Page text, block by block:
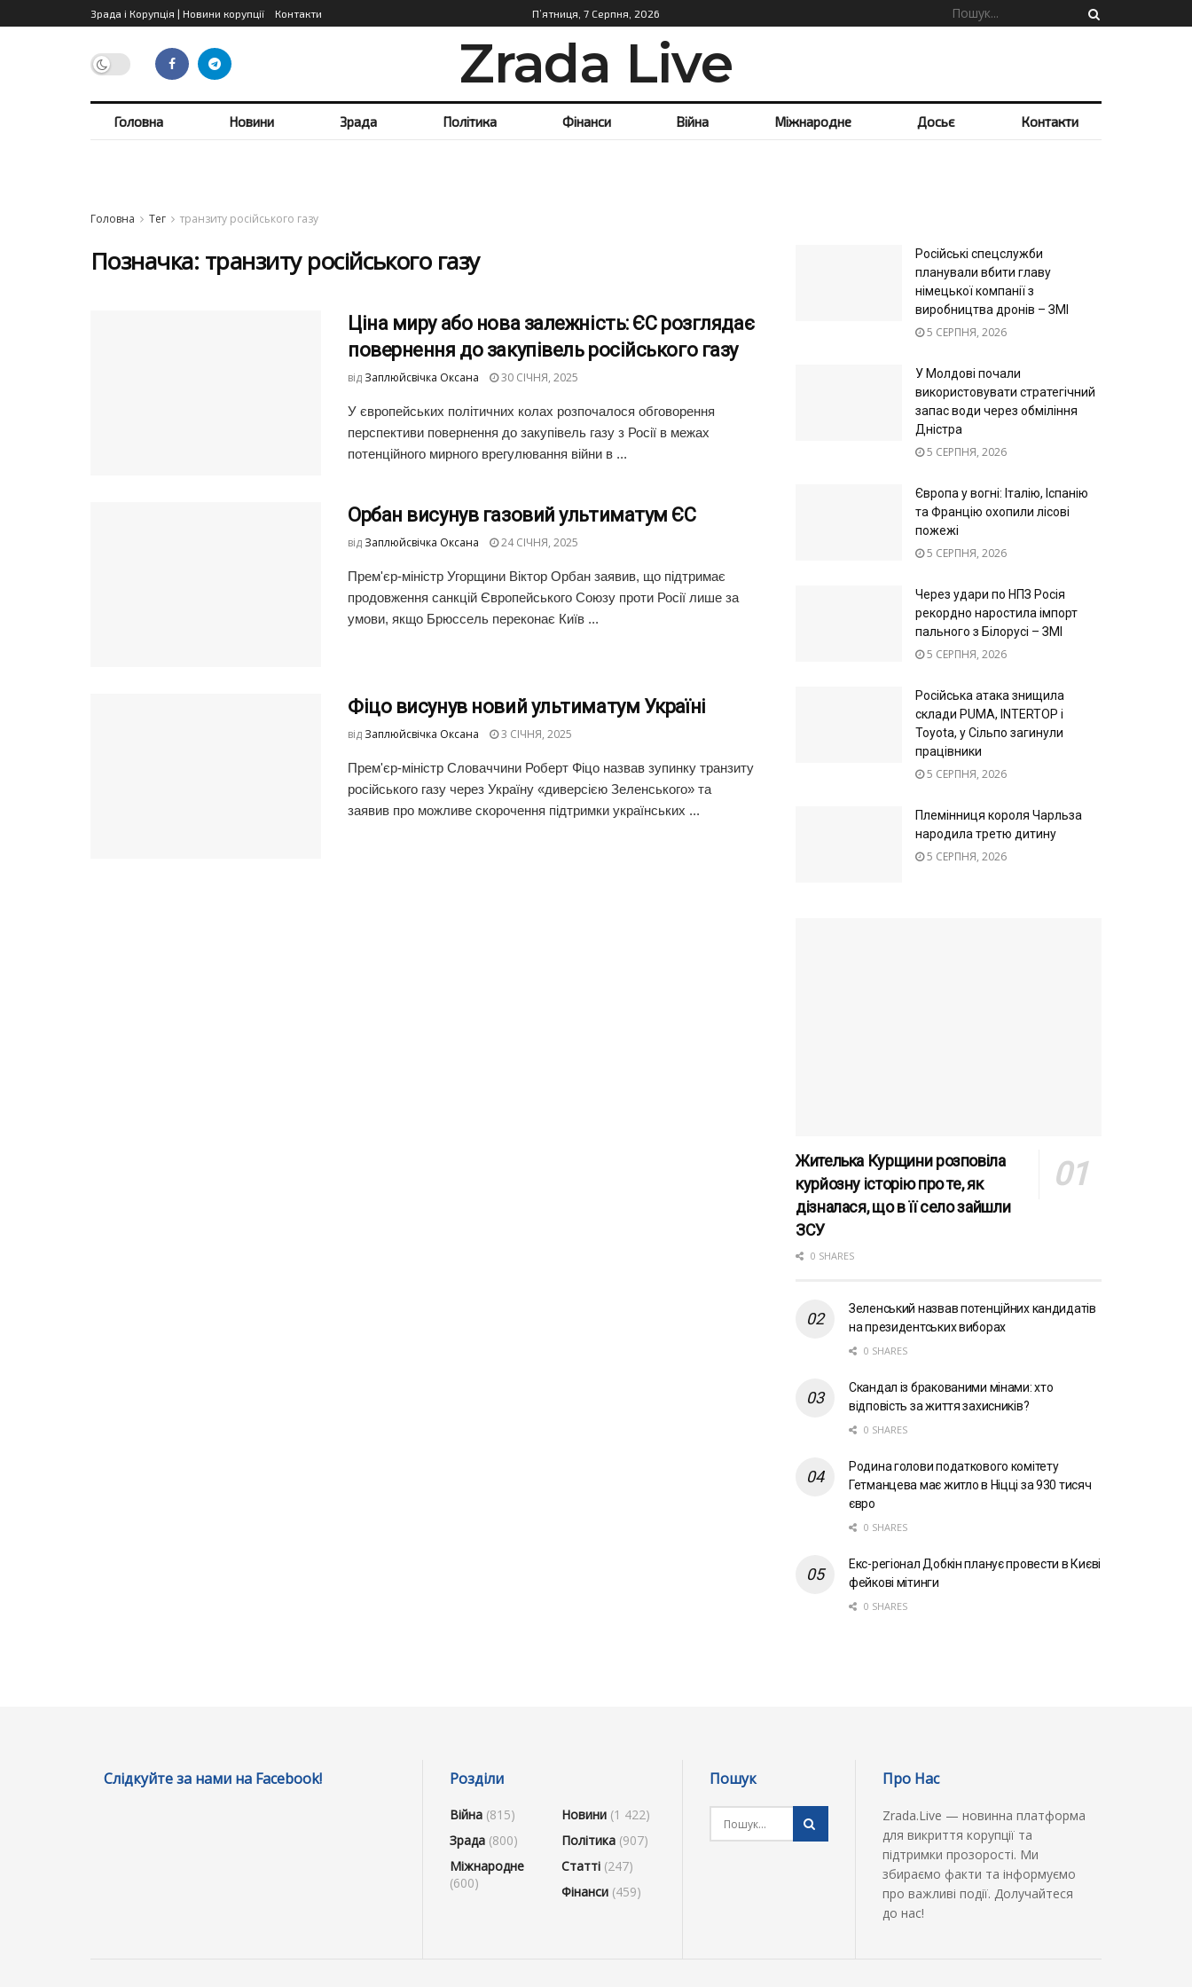
Зрада і Корупція | Новини корупції Контакти П’ятниця, 7 Серпня, 2026
Zrada Live
Головна Новини Зрада Політика Фінанси Війна Міжнародне Досьє Контакти
Головна Тег транзиту російського газу
Позначка: транзиту російського газу
Ціна миру або нова залежність: ЄС розглядає
повернення до закупівель російського газу
від Заплюйсвічка Оксана 30 СІЧНЯ, 2025
У європейських політичних колах розпочалося обговорення
перспективи повернення до закупівель газу з Росії в межах
потенційного мирного врегулювання війни в ...
Орбан висунув газовий ультиматум ЄС
від Заплюйсвічка Оксана 24 СІЧНЯ, 2025
Прем'єр-міністр Угорщини Віктор Орбан заявив, що підтримає
продовження санкцій Європейського Союзу проти Росії лише за
умови, якщо Брюссель переконає Київ ...
Фіцо висунув новий ультиматум Україні
від Заплюйсвічка Оксана 3 СІЧНЯ, 2025
Прем'єр-міністр Словаччини Роберт Фіцо назвав зупинку транзиту
російського газу через Україну «диверсією Зеленського» та
заявив про можливе скорочення підтримки українських ...
Російські спецслужби
планували вбити главу
німецької компанії з
виробництва дронів – ЗМІ
5 СЕРПНЯ, 2026
У Молдові почали
використовувати стратегічний
запас води через обміління
Дністра
5 СЕРПНЯ, 2026
Європа у вогні: Італію, Іспанію
та Францію охопили лісові
пожежі
5 СЕРПНЯ, 2026
Через удари по НПЗ Росія
рекордно наростила імпорт
пального з Білорусі – ЗМІ
5 СЕРПНЯ, 2026
Російська атака знищила
склади PUMA, INTERTOP і
Toyota, у Сільпо загинули
працівники
5 СЕРПНЯ, 2026
Племінниця короля Чарльза
народила третю дитину
5 СЕРПНЯ, 2026
Жителька Курщини розповіла
курйозну історію про те, як
дізналася, що в її село зайшли
ЗСУ
0 SHARES
Зеленський назвав потенційних кандидатів
на президентських виборах
0 SHARES
Скандал із бракованими мінами: хто
відповість за життя захисників?
0 SHARES
Родина голови податкового комітету
Гетманцева має житло в Ніцці за 930 тисяч
євро
0 SHARES
Екс-регіонал Добкін планує провести в Києві
фейкові мітинги
0 SHARES
Слідкуйте за нами на Facebook! Розділи
Війна (815)
Зрада (800)
Міжнародне
(600)
Новини(1 422)
Політика(907)
Статті(247)
Фінанси(459)
Пошук Про Нас
Zrada.Live — новинна платформа
для викриття корупції та
підтримки прозорості. Ми
збираємо факти та інформуємо
про важливі події. Долучайтеся
до нас!